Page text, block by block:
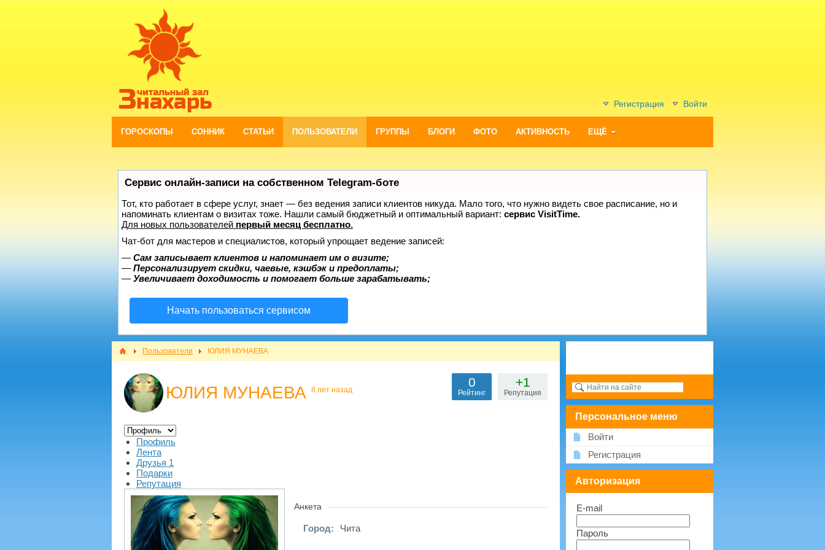
Регистрация Войти
ГОРОСКОПЫ СОННИК СТАТЬИ ПОЛЬЗОВАТЕЛИ ГРУППЫ БЛОГИ ФОТО АКТИВНОСТЬ ЕЩЁ
Сервис онлайн-записи на собственном Telegram-боте
Тот, кто работает в сфере услуг, знает — без ведения записи клиентов никуда. Мало того, что нужно видеть свое расписание, но и
напоминать клиентам о визитах тоже. Нашли самый бюджетный и оптимальный вариант: сервис VisitTime.
Для новых пользователей первый месяц бесплатно.
Чат-бот для мастеров и специалистов, который упрощает ведение записей:
— Сам записывает клиентов и напоминает им о визите;
— Персонализирует скидки, чаевые, кэшбэк и предоплаты;
— Увеличивает доходимость и помогает больше зарабатывать;
Начать пользоваться сервисом
Пользователи ЮЛИЯ МУНАЕВА
ЮЛИЯ МУНАЕВА 8 лет назад
+1
Репутация
0
Рейтинг
Профиль
Лента
Друзья 1
Подарки
Репутация
Анкета
Город: Чита
Персональное меню
Войти
Регистрация
Авторизация
E-mail
Пароль